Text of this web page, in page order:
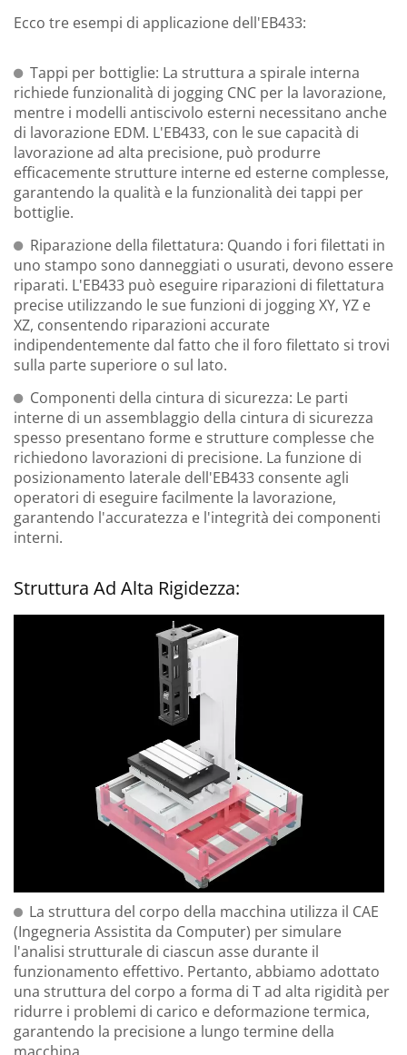
Ecco tre esempi di applicazione dell'EB433:
Tappi per bottiglie: La struttura a spirale interna
richiede funzionalità di jogging CNC per la lavorazione,
mentre i modelli antiscivolo esterni necessitano anche
di lavorazione EDM. L'EB433, con le sue capacità di
lavorazione ad alta precisione, può produrre
efficacemente strutture interne ed esterne complesse,
garantendo la qualità e la funzionalità dei tappi per
bottiglie.
Riparazione della filettatura: Quando i fori filettati in
uno stampo sono danneggiati o usurati, devono essere
riparati. L'EB433 può eseguire riparazioni di filettatura
precise utilizzando le sue funzioni di jogging XY, YZ e
XZ, consentendo riparazioni accurate
indipendentemente dal fatto che il foro filettato si trovi
sulla parte superiore o sul lato.
Componenti della cintura di sicurezza: Le parti
interne di un assemblaggio della cintura di sicurezza
spesso presentano forme e strutture complesse che
richiedono lavorazioni di precisione. La funzione di
posizionamento laterale dell'EB433 consente agli
operatori di eseguire facilmente la lavorazione,
garantendo l'accuratezza e l'integrità dei componenti
interni.
Struttura Ad Alta Rigidezza:
La struttura del corpo della macchina utilizza il CAE
(Ingegneria Assistita da Computer) per simulare
l'analisi strutturale di ciascun asse durante il
funzionamento effettivo. Pertanto, abbiamo adottato
una struttura del corpo a forma di T ad alta rigidità per
ridurre i problemi di carico e deformazione termica,
garantendo la precisione a lungo termine della